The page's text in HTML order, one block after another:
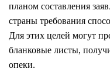
планом составления
страны требования
Для этих целей могут
бланковые листы,
опеки.